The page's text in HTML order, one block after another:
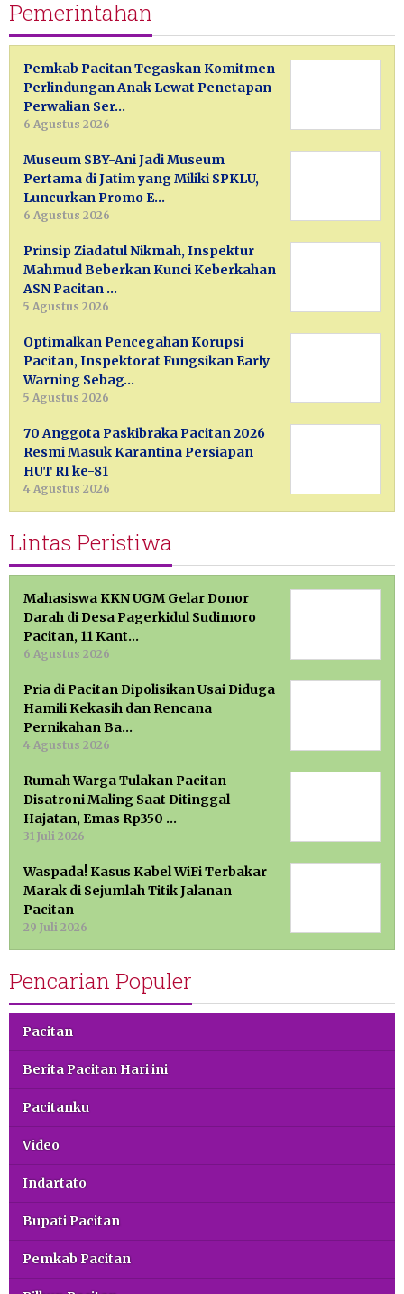
Pemerintahan
Pemkab Pacitan Tegaskan Komitmen
Perlindungan Anak Lewat Penetapan
Perwalian Ser…
6 Agustus 2026
Museum SBY-Ani Jadi Museum
Pertama di Jatim yang Miliki SPKLU,
Luncurkan Promo E…
6 Agustus 2026
Prinsip Ziadatul Nikmah, Inspektur
Mahmud Beberkan Kunci Keberkahan
ASN Pacitan …
5 Agustus 2026
Optimalkan Pencegahan Korupsi
Pacitan, Inspektorat Fungsikan Early
Warning Sebag…
5 Agustus 2026
70 Anggota Paskibraka Pacitan 2026
Resmi Masuk Karantina Persiapan
HUT RI ke-81
4 Agustus 2026
Lintas Peristiwa
Mahasiswa KKN UGM Gelar Donor
Darah di Desa Pagerkidul Sudimoro
Pacitan, 11 Kant…
6 Agustus 2026
Pria di Pacitan Dipolisikan Usai Diduga
Hamili Kekasih dan Rencana
Pernikahan Ba…
4 Agustus 2026
Rumah Warga Tulakan Pacitan
Disatroni Maling Saat Ditinggal
Hajatan, Emas Rp350 …
31 Juli 2026
Waspada! Kasus Kabel WiFi Terbakar
Marak di Sejumlah Titik Jalanan
Pacitan
29 Juli 2026
Pencarian Populer
Pacitan
Berita Pacitan Hari ini
Pacitanku
Video
Indartato
Bupati Pacitan
Pemkab Pacitan